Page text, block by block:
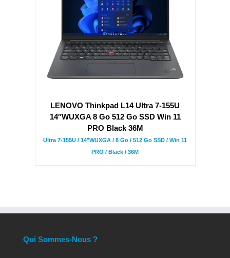
LENOVO Thinkpad L14 Ultra 7-155U
14″WUXGA 8 Go 512 Go SSD Win 11
PRO Black 36M
Ultra 7-155U / 14"WUXGA / 8 Go / 512 Go SSD / Win 11
PRO / Black / 36M
Qui Sommes-Nous ?